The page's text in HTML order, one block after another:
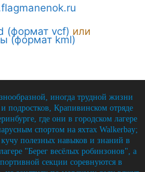
(формат vcf) или
(формат kml)
иногда трудной жизни
подростков, Крапивинском отряде
где они в городском лагере
спортом на яхтах Walkerbay;
полезных навыков и знаний в
"Берег весёлых робинзонов", а
секции соревнуются в